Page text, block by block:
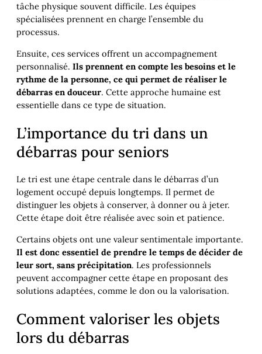
tâche physique souvent difficile. Les équipes
spécialisées prennent en charge l’ensemble du
processus.
Ensuite, ces services offrent un accompagnement
personnalisé. Ils prennent en compte les besoins et le
rythme de la personne, ce qui permet de réaliser le
débarras en douceur. Cette approche humaine est
essentielle dans ce type de situation.
L’importance du tri dans un
débarras pour seniors
Le tri est une étape centrale dans le débarras d’un
logement occupé depuis longtemps. Il permet de
distinguer les objets à conserver, à donner ou à jeter.
Cette étape doit être réalisée avec soin et patience.
Certains objets ont une valeur sentimentale importante.
Il est donc essentiel de prendre le temps de décider de
leur sort, sans précipitation. Les professionnels
peuvent accompagner cette étape en proposant des
solutions adaptées, comme le don ou la valorisation.
Comment valoriser les objets
lors du débarras